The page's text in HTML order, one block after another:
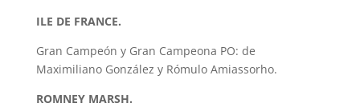
ILE DE FRANCE.
Gran Campeón y Gran Campeona PO: de
Maximiliano González y Rómulo Amiassorho.
ROMNEY MARSH.